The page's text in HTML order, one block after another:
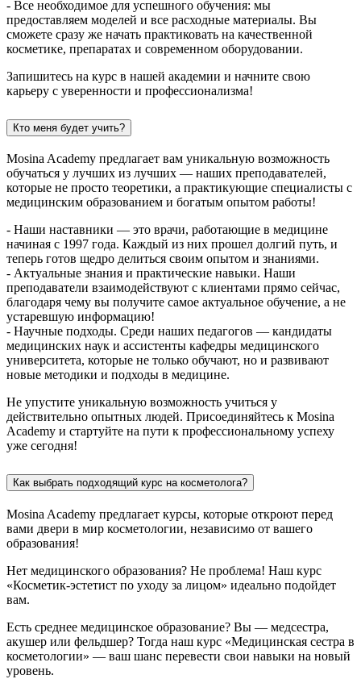
- Все необходимое для успешного обучения: мы
предоставляем моделей и все расходные материалы. Вы
сможете сразу же начать практиковать на качественной
косметике, препаратах и современном оборудовании.
Запишитесь на курс в нашей академии и начните свою
карьеру с уверенности и профессионализма!
Кто меня будет учить?
Mosina Academy предлагает вам уникальную возможность
обучаться у лучших из лучших — наших преподавателей,
которые не просто теоретики, а практикующие специалисты с
медицинским образованием и богатым опытом работы!
- Наши наставники — это врачи, работающие в медицине
начиная с 1997 года. Каждый из них прошел долгий путь, и
теперь готов щедро делиться своим опытом и знаниями.
- Актуальные знания и практические навыки. Наши
преподаватели взаимодействуют с клиентами прямо сейчас,
благодаря чему вы получите самое актуальное обучение, а не
устаревшую информацию!
- Научные подходы. Среди наших педагогов — кандидаты
медицинских наук и ассистенты кафедры медицинского
университета, которые не только обучают, но и развивают
новые методики и подходы в медицине.
Не упустите уникальную возможность учиться у
действительно опытных людей. Присоединяйтесь к Mosina
Academy и стартуйте на пути к профессиональному успеху
уже сегодня!
Как выбрать подходящий курс на косметолога?
Mosina Academy предлагает курсы, которые откроют перед
вами двери в мир косметологии, независимо от вашего
образования!
Нет медицинского образования? Не проблема! Наш курс
«Косметик-эстетист по уходу за лицом» идеально подойдет
вам.
Есть среднее медицинское образование? Вы — медсестра,
акушер или фельдшер? Тогда наш курс «Медицинская сестра в
косметологии» — ваш шанс перевести свои навыки на новый
уровень.